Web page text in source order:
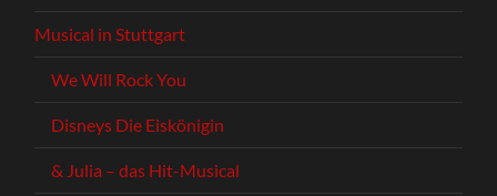
Musical in Stuttgart
We Will Rock You
Disneys Die Eiskönigin
& Julia – das Hit-Musical